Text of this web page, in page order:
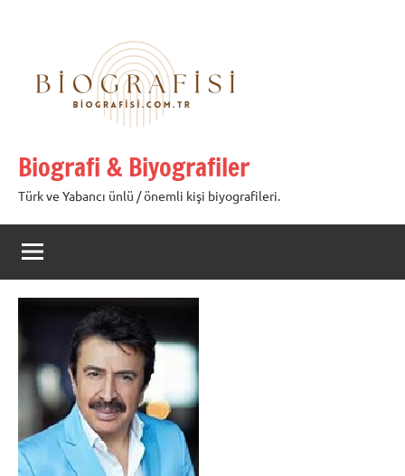
Biografi & Biyografiler
Türk ve Yabancı ünlü / önemli kişi biyografileri.